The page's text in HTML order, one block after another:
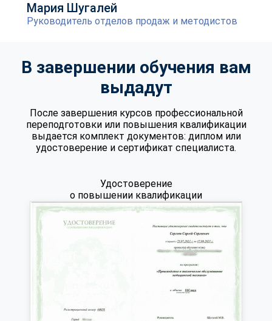
Мария Шугалей
Руководитель отделов продаж и методистов
В завершении обучения вам
выдадут
После завершения курсов профессиональной
переподготовки или повышения квалификации
выдается комплект документов: диплом или
удостоверение и сертификат специалиста.
Удостоверение
о повышении квалификации